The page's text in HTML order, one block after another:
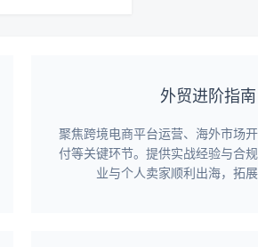
外贸进阶指南
聚焦跨境电商平台运营、海外市场
付等关键环节。提供实战经验与合
业与个人卖家顺利出海，拓展